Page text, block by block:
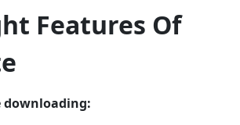
Features Of
downloading: